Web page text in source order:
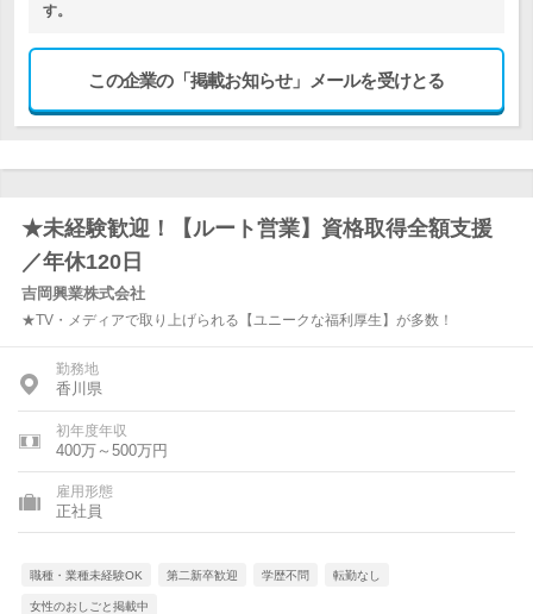
す。
この企業の「掲載お知らせ」メールを受けとる
★未経験歓迎！【ルート営業】資格取得全額支援
／年休120日
吉岡興業株式会社
★TV・メディアで取り上げられる【ユニークな福利厚生】が多数！
勤務地
香川県
初年度年収
400万～500万円
雇用形態
正社員
職種・業種未経験OK 第二新卒歓迎 学歴不問 転勤なし
女性のおしごと掲載中